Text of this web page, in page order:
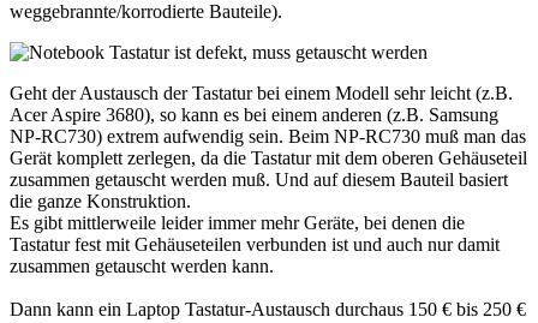
weggebrannte/korrodierte Bauteile).
Geht der Austausch der Tastatur bei einem Modell sehr leicht (z.B.
Acer Aspire 3680), so kann es bei einem anderen (z.B. Samsung
NP-RC730) extrem aufwendig sein. Beim NP-RC730 muß man das
Gerät komplett zerlegen, da die Tastatur mit dem oberen Gehäuseteil
zusammen getauscht werden muß. Und auf diesem Bauteil basiert
die ganze Konstruktion.
Es gibt mittlerweile leider immer mehr Geräte, bei denen die
Tastatur fest mit Gehäuseteilen verbunden ist und auch nur damit
zusammen getauscht werden kann.
Dann kann ein Laptop Tastatur-Austausch durchaus 150 € bis 250 €